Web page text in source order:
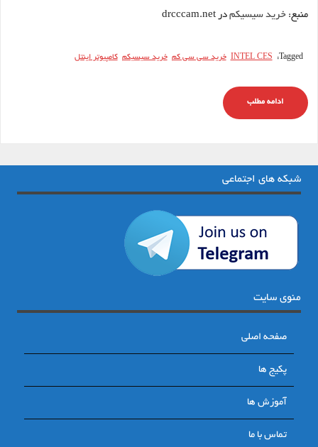
منبع:خرید سیسیکم در drcccam.net
Tagged:
INTEL CES خرید سی سی کم خرید سیسیکم کامپیوتر اینتل
ادامه مطلب
شبکه های اجتماعی
منوی سایت
صفحه اصلی
پکیج ها
آموزش ها
تماس با ما